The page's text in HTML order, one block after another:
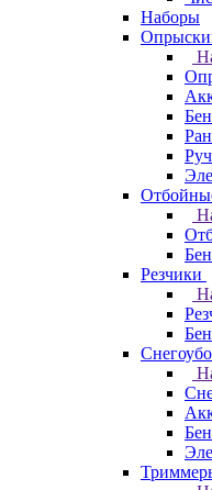
Наборы
Резчики